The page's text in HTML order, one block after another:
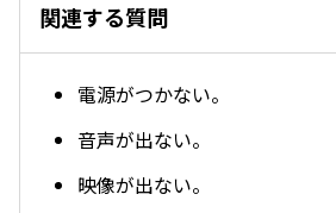
関連する質問
電源がつかない。
音声が出ない。
映像が出ない。